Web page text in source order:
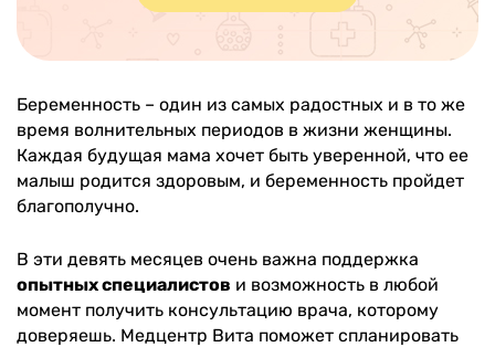
Беременность – один из самых радостных и в то же
время волнительных периодов в жизни женщины.
Каждая будущая мама хочет быть уверенной, что ее
малыш родится здоровым, и беременность пройдет
благополучно.
В эти девять месяцев очень важна поддержка
опытных специалистов и возможность в любой
момент получить консультацию врача, которому
доверяешь. Медцентр Вита поможет спланировать